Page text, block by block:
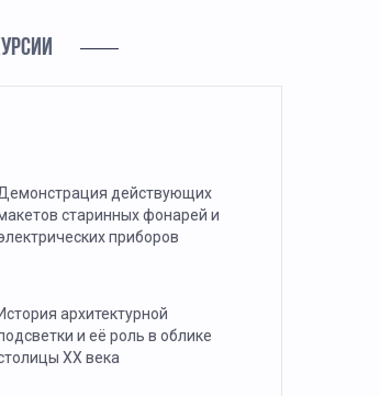
действующих
старинных фонарей и
приборов
История архитектурной
и её роль в облике
XX века